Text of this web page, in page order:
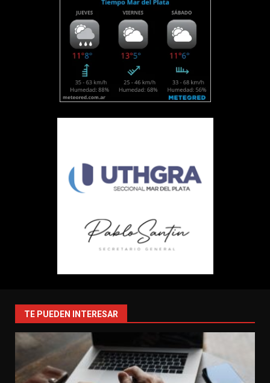
TE PUEDEN INTERESAR